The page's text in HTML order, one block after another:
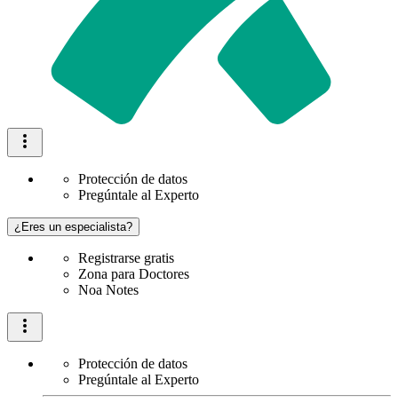
Protección de datos
Pregúntale al Experto
¿Eres un especialista?
Registrarse gratis
Zona para Doctores
Noa Notes
Protección de datos
Pregúntale al Experto